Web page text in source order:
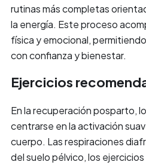
rutinas más completas
la energía. Este proceso
física y emocional,
con confianza y bienestar.
Ejercicios
En la recuperación posparto,
centrarse en la activación
cuerpo. Las respiraciones
del suelo pélvico, los